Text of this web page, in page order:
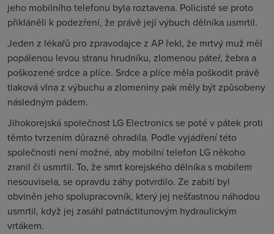
jeho mobilního telefonu byla roztavena. Policisté se proto
přikláněli k podezření, že právě její výbuch dělníka usmrtil.
Jeden z lékařů pro zpravodajce z AP řekl, že mrtvý muž měl
popálenou levou stranu hrudníku, zlomenou páteř, žebra a
poškozené srdce a plíce. Srdce a plíce měla poškodit právě
tlaková vlna z výbuchu a zlomeniny pak měly být způsobeny
následným pádem.
Jihokorejská společnost LG Electronics se poté v pátek proti
těmto tvrzením důrazně ohradila. Podle vyjádření této
společnosti není možné, aby mobilní telefon LG někoho
zranil či usmrtil. To, že smrt korejského dělníka s mobilem
nesouvisela, se opravdu záhy potvrdilo. Ze zabití byl
obviněn jeho spolupracovník, který jej nešťastnou náhodou
usmrtil, když jej zasáhl patnáctitunovým hydraulickým
vrtákem.